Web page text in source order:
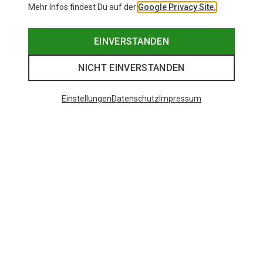
Mehr Infos findest Du auf der Google Privacy Site.
EINVERSTANDEN
NICHT EINVERSTANDEN
EinstellungenDatenschutz Impressum